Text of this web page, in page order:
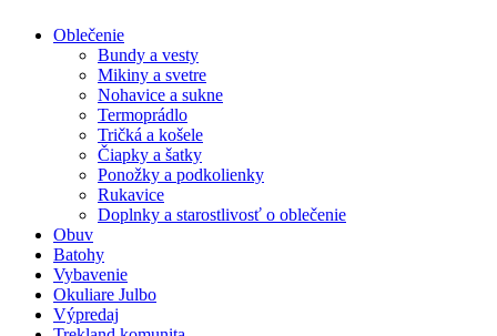
Oblečenie
Bundy a vesty
Mikiny a svetre
Nohavice a sukne
Termoprádlo
Tričká a košele
Čiapky a šatky
Ponožky a podkolienky
Rukavice
Doplnky a starostlivosť o oblečenie
Obuv
Batohy
Vybavenie
Okuliare Julbo
Výpredaj